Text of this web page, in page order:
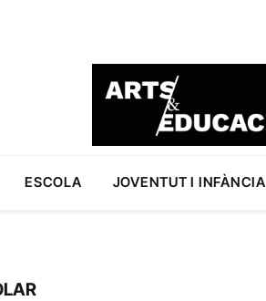
ESCOLA JOVENTUT I INFÀNCIA